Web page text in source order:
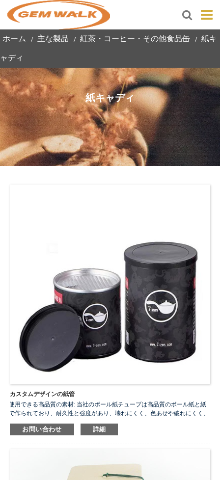
ホーム 主な製品 紅茶・コーヒー・その他食品缶 紙キ
ャディ
紙キャディ
カスタムデザインの紙管
使用できる高品質の素材: 当社のボール紙チューブは高品質のボール紙と紙
で作られており、耐久性と強度があり、壊れにくく、色あせや破れにくく、
カットや色付けが簡単で、安全で使いやすく、長期にわたる使用体験を保証
します。
幅広い用途: 段ボールロールは手作りプロジェクトに最適な用品で、子供、
学生、その他の家庭、パーティーゲーム、工芸プロジェクト、教室プロジェ
お問い合わせ 詳細